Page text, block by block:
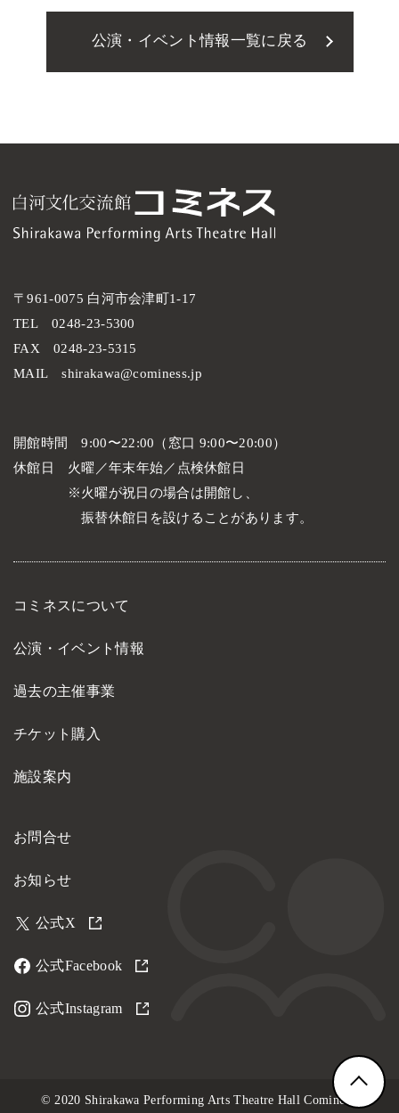
公演・イベント情報一覧に戻る
開館時間
9:00〜22:00（窓口 9:00〜20:00）
休館日
火曜／年末年始／点検休館日
火曜が祝日の場合は開館し、
振替休館日を設けることがあります。
〒961-0075 白河市会津町1-17
TEL
0248-23-5300
FAX
0248-23-5315
MAIL
shirakawa@cominess.jp
コミネスについて
公演・イベント情報
過去の主催事業
チケット購入
施設案内
お問合せ
お知らせ
公式X
公式Facebook
公式Instagram
© 2020 Shirakawa Performing Arts Theatre Hall Cominess.